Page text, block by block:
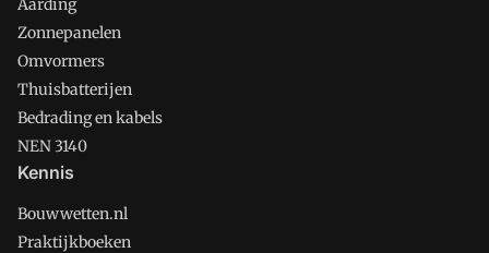
Aarding
Zonnepanelen
Omvormers
Thuisbatterijen
Bedrading en kabels
NEN 3140
Kennis
Bouwwetten.nl
Praktijkboeken